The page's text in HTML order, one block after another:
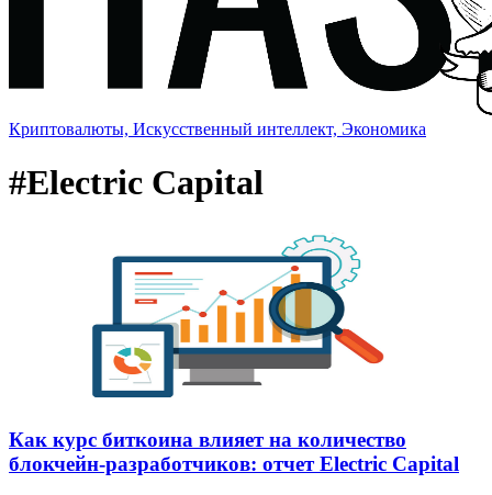
Криптовалюты, Искусственный интеллект, Экономика
#Electric Capital
Как курс биткоина влияет на количество
блокчейн-разработчиков: отчет Electric Capital